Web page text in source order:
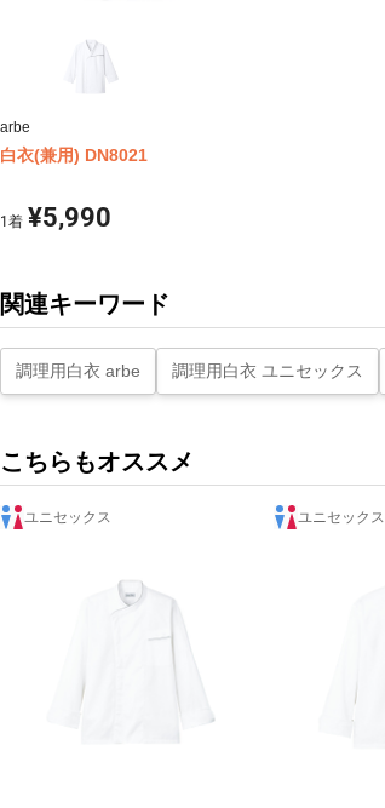
arbe
白衣(兼用) DN8021
1 着 ¥5,990
関連キーワード
調理用白衣 arbe 調理用白衣 ユニセックス
こちらもオススメ
ユニセックス ユニセックス